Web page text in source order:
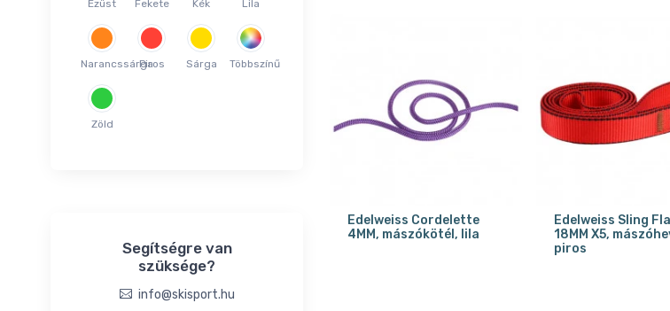
100M
90L
Onesize
Ezüst Fekete Kék Lila
NarancssárgaPiros Sárga Többszínű
Zöld
Segítségre van
szüksége?
info@skisport.hu
Edelweiss Cordelette
4MM, mászókötél, lila
Edelweiss Sling
18MM X5,
piros